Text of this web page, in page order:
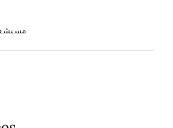
مستشفى شولارات 3